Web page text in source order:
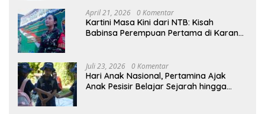
April 21, 2026 0 Komentar
Kartini Masa Kini dari NTB: Kisah
Babinsa Perempuan Pertama di Karang
Juli 23, 2026 0 Komentar
Hari Anak Nasional, Pertamina Ajak
Anak Pesisir Belajar Sejarah hingga